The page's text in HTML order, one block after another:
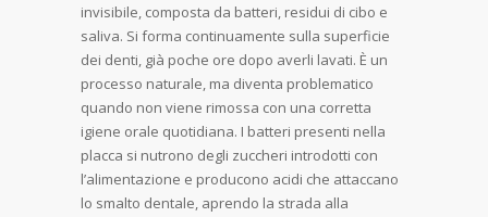
invisibile, composta da batteri, residui di cibo e
saliva. Si forma continuamente sulla superficie
dei denti, già poche ore dopo averli lavati. È un
processo naturale, ma diventa problematico
quando non viene rimossa con una corretta
igiene orale quotidiana. I batteri presenti nella
placca si nutrono degli zuccheri introdotti con
l’alimentazione e producono acidi che attaccano
lo smalto dentale, aprendo la strada alla